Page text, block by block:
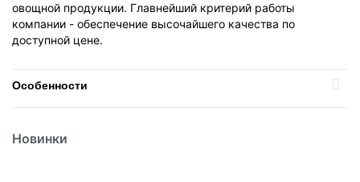
овощной продукции. Главнейший критерий работы
компании - обеспечение высочайшего качества по
доступной цене.
Особенности
Новинки